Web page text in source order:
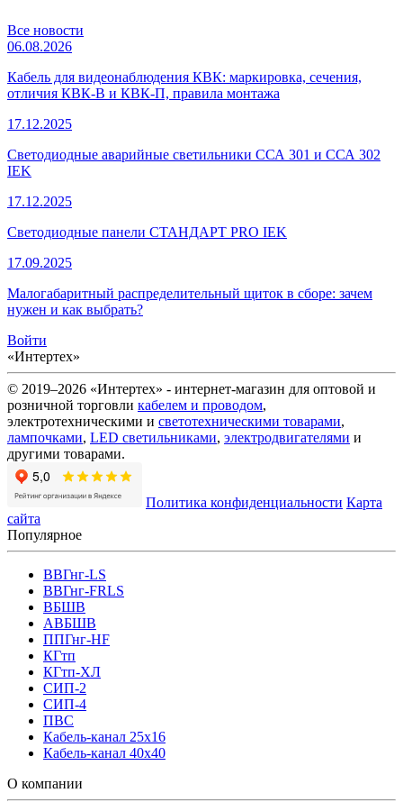
Все новости
06.08.2026
Кабель для видеонаблюдения КВК: маркировка, сечения,
отличия КВК-В и КВК-П, правила монтажа
17.12.2025
Светодиодные аварийные светильники ССА 301 и ССА 302
IEK
17.12.2025
Светодиодные панели СТАНДАРТ PRO IEK
17.09.2025
Малогабаритный распределительный щиток в сборе: зачем
нужен и как выбрать?
Войти
«Интертех»
© 2019–2026 «Интертех» - интернет-магазин для оптовой и
розничной торговли кабелем и проводом,
электротехническими и светотехническими товарами,
лампочками, LED светильниками, электродвигателями и
другими товарами.
Политика конфиденциальности Карта
сайта
Популярное
ВВГнг-LS
ВВГнг-FRLS
ВБШВ
АВБШВ
ППГнг-HF
КГтп
КГтп-ХЛ
СИП-2
СИП-4
ПВС
Кабель-канал 25х16
Кабель-канал 40х40
О компании